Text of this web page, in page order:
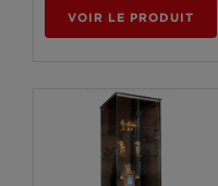
VOIR LE PRODUIT